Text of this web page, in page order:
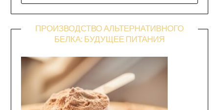
ПРОИЗВОДСТВО АЛЬТЕРНАТИВНОГО
БЕЛКА: БУДУЩЕЕ ПИТАНИЯ